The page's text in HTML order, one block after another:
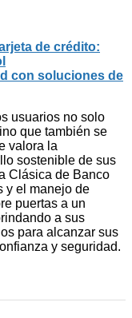
de crédito:
con soluciones de
usuarios no solo
que también se
valora la
sostenible de sus
Clásica de Banco
y el manejo de
puertas a un
a sus
para alcanzar sus
y seguridad.